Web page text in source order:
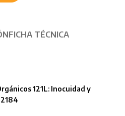
FICHA TÉCNICA
121L: Inocuidad y